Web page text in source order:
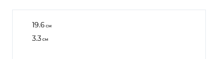
19.6 см
3.3см